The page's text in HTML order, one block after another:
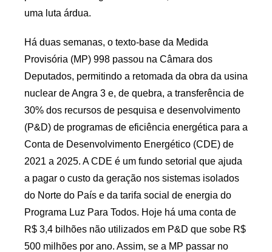
uma luta árdua.
Há duas semanas, o texto-base da Medida
Provisória (MP) 998 passou na Câmara dos
Deputados, permitindo a retomada da obra da usina
nuclear de Angra 3 e, de quebra, a transferência de
30% dos recursos de pesquisa e desenvolvimento
(P&D) de programas de eficiência energética para a
Conta de Desenvolvimento Energético (CDE) de
2021 a 2025. A CDE é um fundo setorial que ajuda
a pagar o custo da geração nos sistemas isolados
do Norte do País e da tarifa social de energia do
Programa Luz Para Todos. Hoje há uma conta de
R$ 3,4 bilhões não utilizados em P&D que sobe R$
500 milhões por ano. Assim, se a MP passar no